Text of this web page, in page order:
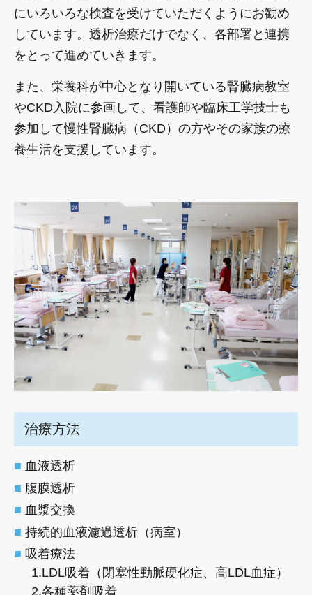
にいろいろな検査を受けていただくようにお勧め
しています。透析治療だけでなく、各部署と連携
をとって進めていきます。
また、栄養科が中心となり開いている腎臓病教室
やCKD入院に参画して、看護師や臨床工学技士も
参加して慢性腎臓病（CKD）の方やその家族の療
養生活を支援しています。
治療方法
血液透析
腹膜透析
血漿交換
持続的血液濾過透析（病室）
吸着療法
1.LDL吸着（閉塞性動脈硬化症、高LDL血症）
2.各種薬剤吸着